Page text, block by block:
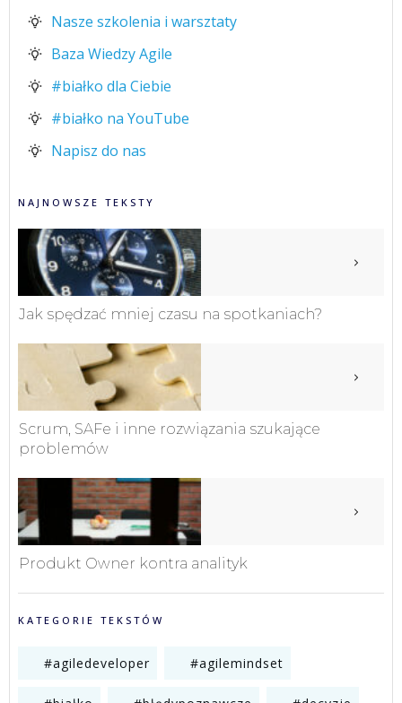
Nasze szkolenia i warsztaty
Baza Wiedzy Agile
#białko dla Ciebie
#białko na YouTube
Napisz do nas
NAJNOWSZE TEKSTY
Jak spędzać mniej czasu na spotkaniach?
Scrum, SAFe i inne rozwiązania szukające
problemów
Produkt Owner kontra analityk
KATEGORIE TEKSTÓW
#agiledeveloper #agilemindset